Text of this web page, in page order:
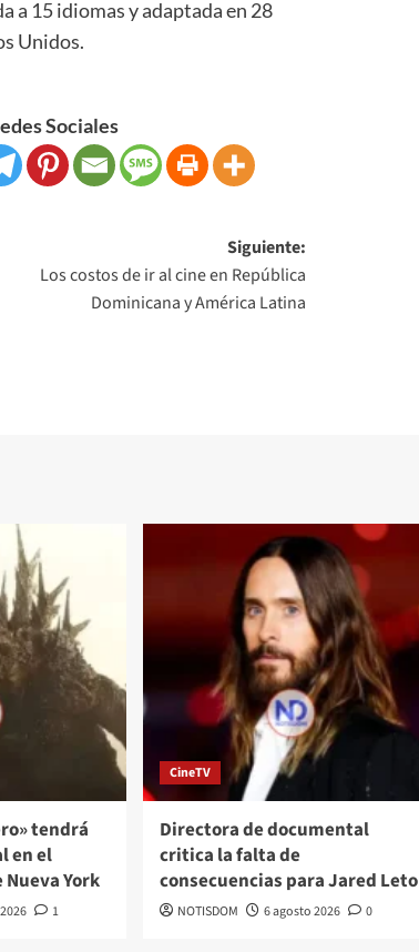
a 15 idiomas y adaptada en 28
Unidos.
Sociales
Siguiente:
Los costos de ir al cine en República
Dominicana y América Latina
tendrá
en el
York
1
CineTV
Directora de documental
critica la falta de
consecuencias para Jared Leto
NOTISDOM 6 agosto 2026 0